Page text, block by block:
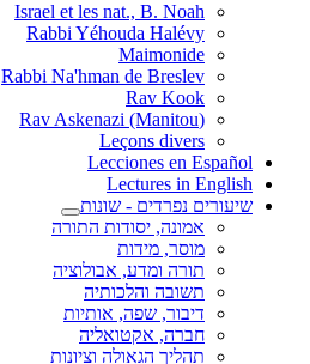
Israel et les nat., B. Noah
Rabbi Yéhouda Halévy
Maimonide
Rabbi Na'hman de Breslev
Rav Kook
(Rav Askenazi (Manitou
Leçons divers
Lecciones en Español
Lectures in English
שיעורים נפרדים - שונות
אמונה, יסודות התורה
מוסר, מידות
תורה ומדע, אבולוציה
תשובה והלכותיה
דיבור, שפה, אותיות
חברה, אקטואליה
תהליך הגאולה וציונות